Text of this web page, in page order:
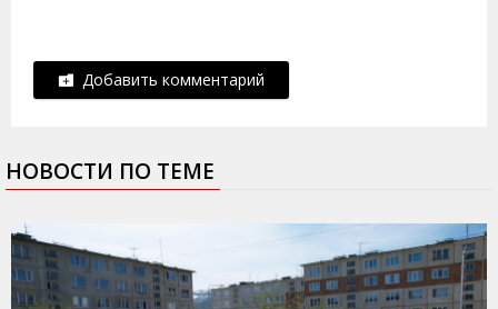
Добавить комментарий
НОВОСТИ ПО ТЕМЕ